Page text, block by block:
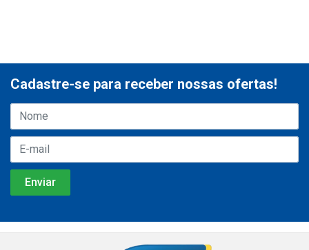
Cadastre-se para receber nossas ofertas!